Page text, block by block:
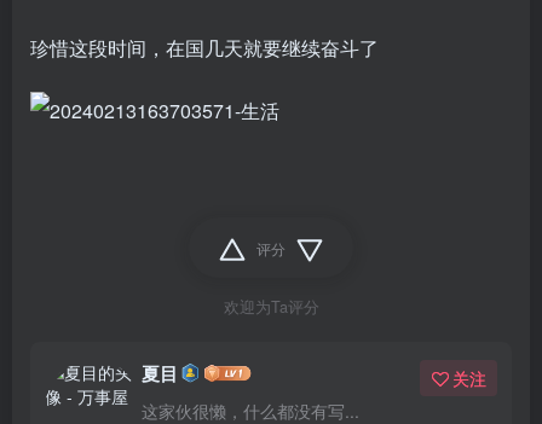
珍惜这段时间，在国几天就要继续奋斗了
评分
欢迎为Ta评分
夏目
这家伙很懒，什么都没有写...
关注